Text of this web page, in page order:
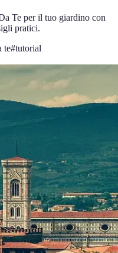
Te per il tuo giardino con
pratici.
te#tutorial